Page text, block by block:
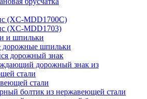
(XC-MDD1700C)
(XC-MDD1703)
и шпильки
дорожные шпильки
дорожный знак
дорожный знак из
стали
стали
болтик из нержавеющей стали